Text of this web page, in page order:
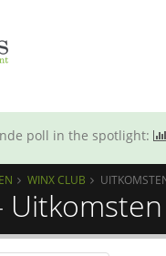
poll in the spotlight:
WINX CLUB
Uitkomsten